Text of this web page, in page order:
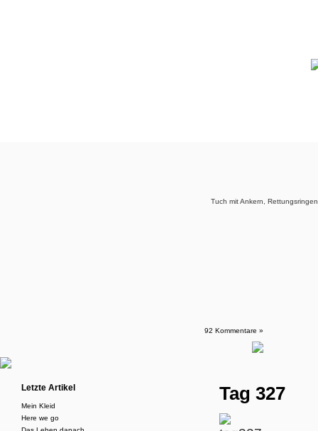
Tuch mit Ankern,
92 Kommentare »
Tag 327
Letzte Artikel
Mein Kleid
Here we go